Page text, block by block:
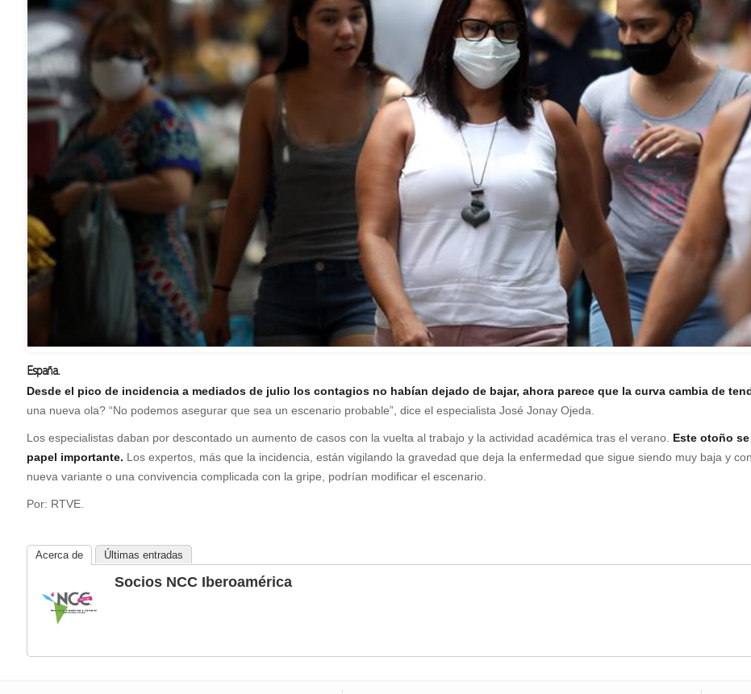
España.
Desde el pico de incidencia a mediados de julio los contagios no habían dejado de bajar, ahora parece que la curva cambia de
una nueva ola? “No podemos asegurar que sea un escenario probable”, dice el especialista José Jonay Ojeda.
Los especialistas daban por descontado un aumento de casos con la vuelta al trabajo y la actividad académica tras el verano. Este otoño
papel importante. Los expertos, más que la incidencia, están vigilando la gravedad que deja la enfermedad que sigue siendo muy baja y
nueva variante o una convivencia complicada con la gripe, podrían modificar el escenario.
Por: RTVE.
Acerca de Últimas entradas
Socios NCC Iberoamérica